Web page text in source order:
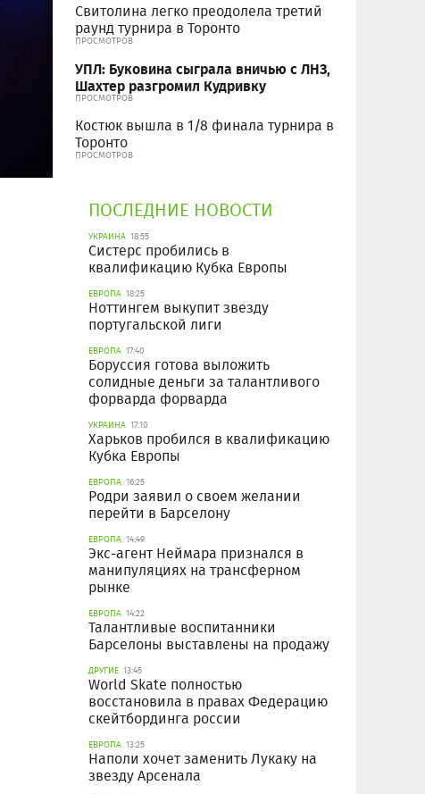
Свитолина легко преодолела третий
раунд турнира в Торонто
ПРОСМОТРОВ
УПЛ: Буковина сыграла вничью с ЛНЗ,
Шахтер разгромил Кудривку
ПРОСМОТРОВ
Костюк вышла в 1/8 финала турнира в
Торонто
ПРОСМОТРОВ
ПОСЛЕДНИЕ НОВОСТИ
УКРАИНА 18:55
Систерс пробились в
квалификацию Кубка Европы
ЕВРОПА 18:25
Ноттингем выкупит звезду
португальской лиги
ЕВРОПА 17:40
Боруссия готова выложить
солидные деньги за талантливого
форварда форварда
УКРАИНА 17:10
Харьков пробился в квалификацию
Кубка Европы
ЕВРОПА 16:25
Родри заявил о своем желании
перейти в Барселону
ЕВРОПА 14:49
Экс-агент Неймара признался в
манипуляциях на трансферном
рынке
ЕВРОПА 14:22
Талантливые воспитанники
Барселоны выставлены на продажу
ДРУГИЕ 13:45
World Skate полностью
восстановила в правах Федерацию
скейтбординга россии
ЕВРОПА 13:25
Наполи хочет заменить Лукаку на
звезду Арсенала